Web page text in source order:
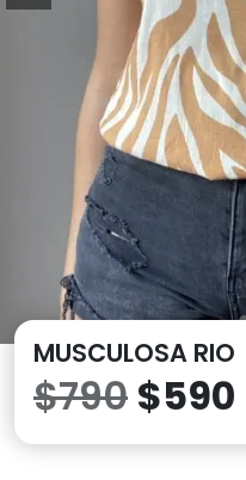
MUSCULOSA RIO
$790 El
$590